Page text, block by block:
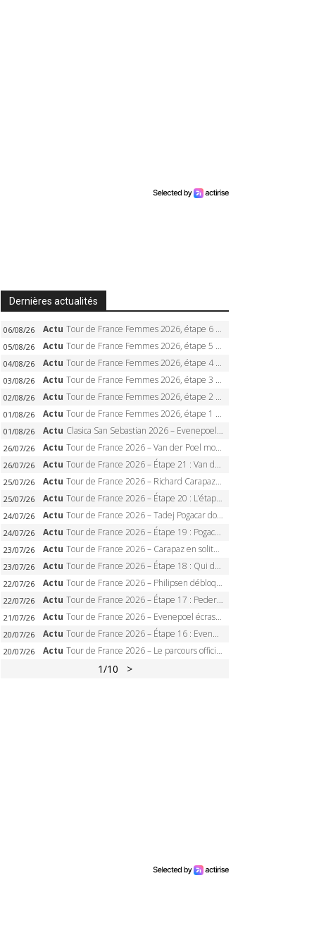
Dernières actualités
06/08/26 Actu Tour de France Femmes 2026, étape 6 – Kim Le Court-Pienaar gagne à Tournon, Reusser en jaune
05/08/26 Actu Tour de France Femmes 2026, étape 5 – Demi Vollering gagne à Belleville, Reusser en jaune, Ferrand-Prévot coule
04/08/26 Actu Tour de France Femmes 2026, étape 4 – Marlen Reusser écrase le chrono, Ferrand-Prévot en crise
03/08/26 Actu Tour de France Femmes 2026, étape 3 – Sigrid Haugset en solitaire, 88 km d’échappée, maillot jaune
02/08/26 Actu Tour de France Femmes 2026, étape 2 – Lorena Wiebes doublé à Genève, Markus héroïque, 7e record
01/08/26 Actu Tour de France Femmes 2026, étape 1 – Lorena Wiebes intouchable à Lausanne, premier maillot jaune
01/08/26 Actu Clasica San Sebastian 2026 – Evenepoel recordman, 4e victoire, Carapaz battu au sprint
26/07/26 Actu Tour de France 2026 – Van der Poel monumental à Paris, Pogacar égale le record des cinq sacres
26/07/26 Actu Tour de France 2026 – Étape 21 : Van der Poel, Pogacar, qui succédera à Wout van Aert sur les Champs-Elysées ?
25/07/26 Actu Tour de France 2026 – Richard Carapaz roi des Alpes, doublé et maillot à pois, Seixas perd le podium
25/07/26 Actu Tour de France 2026 – Étape 20 : L’étape reine, Galibier, Sarenne, Alpe d’Huez, qui succédera à Pogacar ?
24/07/26 Actu Tour de France 2026 – Tadej Pogacar dompte l’Alpe d’Huez, 5e victoire, record de Pantani pulvérisé
24/07/26 Actu Tour de France 2026 – Étape 19 : Pogacar peut-il enfin dompter l’Alpe d’Huez ?
23/07/26 Actu Tour de France 2026 – Carapaz en solitaire à Orcières-Merlette, Paret-Peintre à un point du maillot à pois
23/07/26 Actu Tour de France 2026 – Étape 18 : Qui domptera Orcières-Merlette, première marche vers l’Alpe d’Huez ?
22/07/26 Actu Tour de France 2026 – Philipsen débloque son compteur à Voiron, Pedersen en danger pour le maillot vert
22/07/26 Actu Tour de France 2026 – Étape 17 : Pedersen peut-il verrouiller le maillot vert à Voiron ?
21/07/26 Actu Tour de France 2026 – Evenepoel écrase le chrono d’Évian, Seixas 4e, Lipowitz abandonne
20/07/26 Actu Tour de France 2026 – Étape 16 : Evenepoel, Pogacar, Ganna… qui domptera le chrono d’Évian pour redessiner le podium ?
20/07/26 Actu Tour de France 2026 – Le parcours officiel complet : 21 étapes, profils, carte et dates
1/10 >